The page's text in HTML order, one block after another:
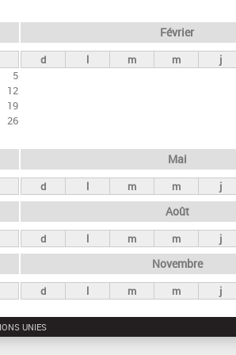
5
12
19
26
Février
d l m m j
Mai
d l m m j
Août
d l m m j
Novembre
d l m m j
UNIES